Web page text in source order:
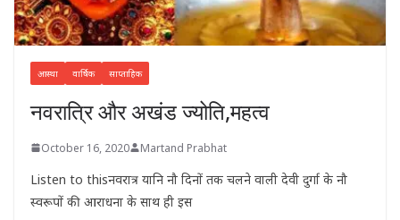
आस्था वार्षिक साप्ताहिक
नवरात्रि और अखंड ज्योति,महत्व
October 16, 2020 Martand Prabhat
Listen to thisनवरात्र यानि नौ दिनों तक चलने वाली देवी दुर्गा के नौ
स्वरूपों की आराधना के साथ ही इस